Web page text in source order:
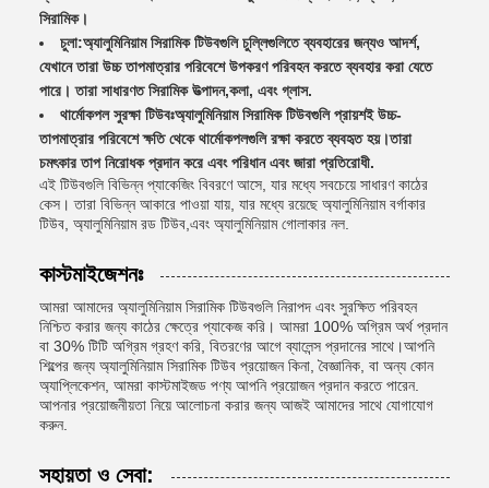
সিরামিক।
চুলা:অ্যালুমিনিয়াম সিরামিক টিউবগুলি চুল্লিগুলিতে ব্যবহারের জন্যও আদর্শ,
যেখানে তারা উচ্চ তাপমাত্রার পরিবেশে উপকরণ পরিবহন করতে ব্যবহার করা যেতে
পারে। তারা সাধারণত সিরামিক উত্পাদন,কলা, এবং গ্লাস.
থার্মোকপল সুরক্ষা টিউবঃঅ্যালুমিনিয়াম সিরামিক টিউবগুলি প্রায়শই উচ্চ-
তাপমাত্রার পরিবেশে ক্ষতি থেকে থার্মোকপলগুলি রক্ষা করতে ব্যবহৃত হয়।তারা
চমৎকার তাপ নিরোধক প্রদান করে এবং পরিধান এবং জারা প্রতিরোধী.
এই টিউবগুলি বিভিন্ন প্যাকেজিং বিবরণে আসে, যার মধ্যে সবচেয়ে সাধারণ কাঠের
কেস। তারা বিভিন্ন আকারে পাওয়া যায়, যার মধ্যে রয়েছে অ্যালুমিনিয়াম বর্গাকার
টিউব, অ্যালুমিনিয়াম রড টিউব,এবং অ্যালুমিনিয়াম গোলাকার নল.
কাস্টমাইজেশনঃ
আমরা আমাদের অ্যালুমিনিয়াম সিরামিক টিউবগুলি নিরাপদ এবং সুরক্ষিত পরিবহন
নিশ্চিত করার জন্য কাঠের ক্ষেত্রে প্যাকেজ করি। আমরা 100% অগ্রিম অর্থ প্রদান
বা 30% টিটি অগ্রিম গ্রহণ করি, বিতরণের আগে ব্যালেন্স প্রদানের সাথে।আপনি
শিল্পের জন্য অ্যালুমিনিয়াম সিরামিক টিউব প্রয়োজন কিনা, বৈজ্ঞানিক, বা অন্য কোন
অ্যাপ্লিকেশন, আমরা কাস্টমাইজড পণ্য আপনি প্রয়োজন প্রদান করতে পারেন.
আপনার প্রয়োজনীয়তা নিয়ে আলোচনা করার জন্য আজই আমাদের সাথে যোগাযোগ
করুন.
সহায়তা ও সেবা: